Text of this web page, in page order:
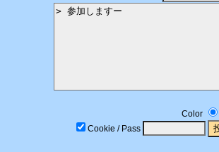
Color
Cookie / Pass